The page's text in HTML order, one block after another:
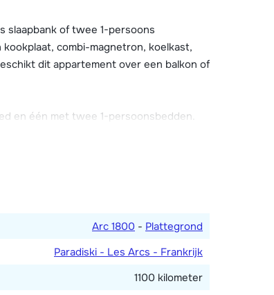
voorzien van een Wi-Fi
is er high-speed internet mogelijk. Bij
pooltafel, tafelvoetbal en bibliotheek
kun je tegen betaling parkeren in de
slaapbank of twee 1-persoons
combi-magnetron, koelkast,
dit appartement over een balkon of
en één met twee 1-persoonsbedden.
en toilet. Apart toilet.
Arc 1800 - Plattegrond
Paradiski - Les Arcs - Frankrijk
1100 kilometer